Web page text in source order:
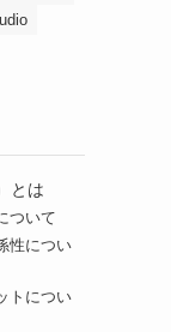
とは
ついて
性につい
トについ